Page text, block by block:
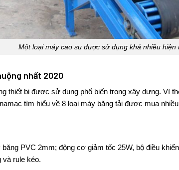
Một loại máy cao su được sử dụng khá nhiều hiện
nhất 2020
thiết bị được sử dụng phổ biến trong xây dựng. Vì
tìm hiểu về 8 loại máy băng tải được mua
PVC 2mm; động cơ giảm tốc 25W, bộ điều
và rule kéo.